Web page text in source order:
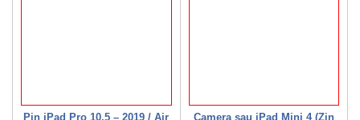
Pin iPad Pro 10.5 – 2019 / Air
Camera sau iPad Mini 4 (Zin